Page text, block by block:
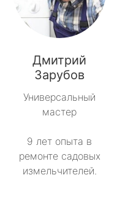
Дмитрий
Зарубов
Универсальный
мастер
9 лет опыта в
ремонте садовых
измельчителей.